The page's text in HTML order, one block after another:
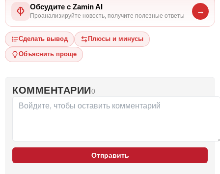
Обсудите с Zamin AI
Проанализируйте новость, получите полезные ответы
→
Сделать вывод Плюсы и минусы
Объяснить проще
КОММЕНТАРИИ0
Отправить